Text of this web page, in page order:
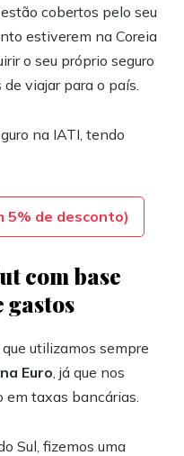
cobertos pelo seu
estiverem na Coreia
o seu próprio seguro
viajar para o país.
na IATI, tendo
5% de desconto)
com base
gastos
utilizamos sempre
Euro, já que nos
em taxas bancárias.
Sul, fizemos uma